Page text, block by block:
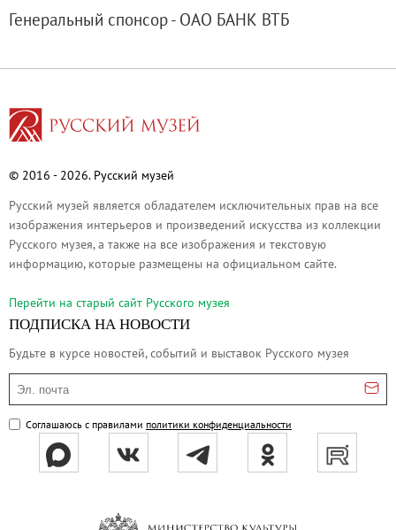
Доступный музей
Социально-культурные проекты
О Музее
Генеральный директор
Дирекция
Дворцы и сады
Михайловский дворец
Михайловский (Инженерный) замок
Мраморный дворец
Строгановский дворец
Летний сад
Михайловский сад
Восточный павильон Михайловского
Генеральный спонсор - ОАО БАНК ВТБ
© 2016 - 2026. Русский музей
Русский музей является обладателем исключительных прав на все
изображения интерьеров и произведений искусства из коллекции
Русского музея, а также на все изображения и текстовую
информацию, которые размещены на официальном сайте.
Перейти на cтарый сайт Русского музея
ПОДПИСКА НА НОВОСТИ
Будьте в курсе новостей, событий и выставок Русского музея
Эл. почта
Соглашаюсь с правилами политики конфиденциальности